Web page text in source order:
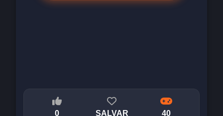
0 SALVAR 40